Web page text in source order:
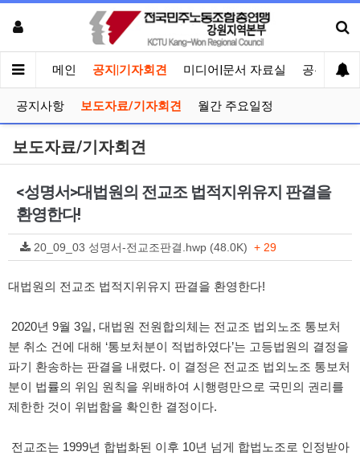
메인 공지|기자회견 미디어|문서 자료실 공유게시
공지사항 보도자료/기자회견 월간 주요일정
보도자료/기자회견
<성명서>대법원의 전교조 법적지위유지 판결을
환영한다!
20_09_03 성명서-전교조판결.hwp (48.0K) + 29
대법원의 전교조 법적지위유지 판결을 환영한다!
2020년 9월 3일, 대법원 전원합의체는 전교조 법외노조 통보처
분 취소 건에 대해 ‘통보처분이 적법하였다’는 고등법원의 결정을
파기 환송하는 판결을 내렸다. 이 결정은 전교조 법외노조 통보처
분이 법률의 위임 원칙을 위배하여 시행령만으로 국민의 권리를
제한한 것이 위법함을 확인한 결정이다.
전교조는 1999년 합법화된 이후 10년 넘게 합법노조로 인정받아